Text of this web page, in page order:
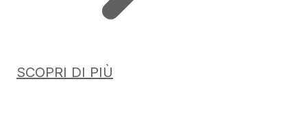
SCOPRI DI PIÙ